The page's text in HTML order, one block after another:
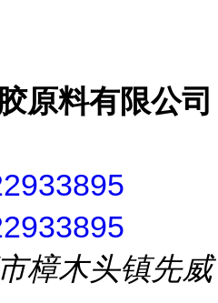
原料有限公司
樟木头镇先威